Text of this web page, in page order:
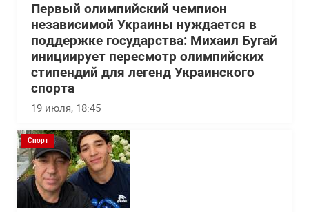
Первый олимпийский чемпион
независимой Украины нуждается в
поддержке государства: Михаил Бугай
инициирует пересмотр олимпийских
стипендий для легенд Украинского
спорта
19 июля, 18:45
Спорт